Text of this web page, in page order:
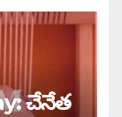
చేనేత